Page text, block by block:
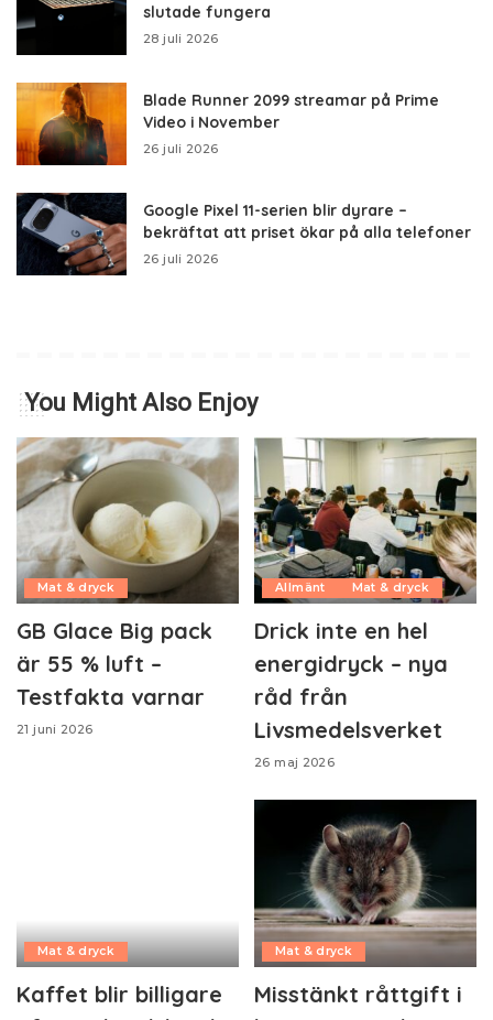
slutade fungera
28 juli 2026
Blade Runner 2099 streamar på Prime
Video i November
26 juli 2026
Google Pixel 11-serien blir dyrare –
bekräftat att priset ökar på alla telefoner
26 juli 2026
You Might Also Enjoy
Mat & dryck
GB Glace Big pack
är 55 % luft –
Testfakta varnar
21 juni 2026
Allmänt Mat & dryck
Drick inte en hel
energidryck – nya
råd från
Livsmedelsverket
26 maj 2026
Mat & dryck
Kaffet blir billigare
Mat & dryck
Misstänkt råttgift i